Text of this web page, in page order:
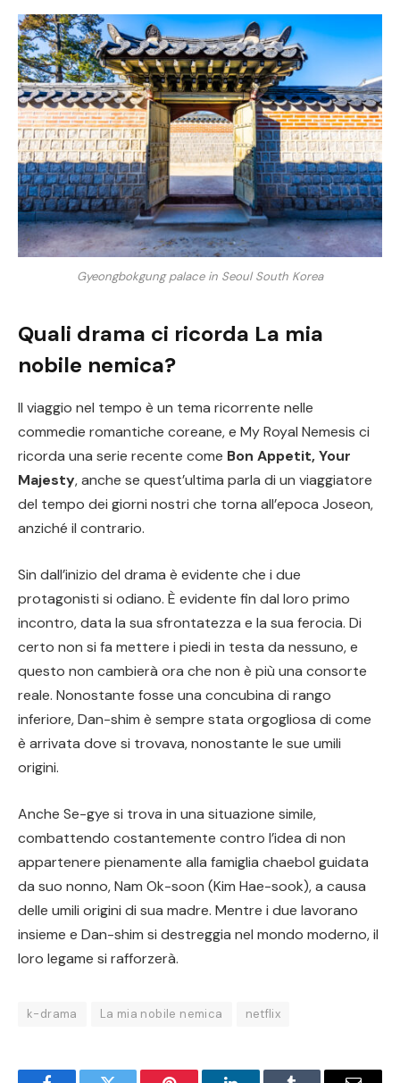
Gyeongbokgung palace in Seoul South Korea
Quali drama ci ricorda La mia
nobile nemica?
Il viaggio nel tempo è un tema ricorrente nelle
commedie romantiche coreane, e My Royal Nemesis ci
ricorda una serie recente come Bon Appetit, Your
Majesty, anche se quest’ultima parla di un viaggiatore
del tempo dei giorni nostri che torna all’epoca Joseon,
anziché il contrario.
Sin dall’inizio del drama è evidente che i due
protagonisti si odiano. È evidente fin dal loro primo
incontro, data la sua sfrontatezza e la sua ferocia. Di
certo non si fa mettere i piedi in testa da nessuno, e
questo non cambierà ora che non è più una consorte
reale. Nonostante fosse una concubina di rango
inferiore, Dan-shim è sempre stata orgogliosa di come
è arrivata dove si trovava, nonostante le sue umili
origini.
Anche Se-gye si trova in una situazione simile,
combattendo costantemente contro l’idea di non
appartenere pienamente alla famiglia chaebol guidata
da suo nonno, Nam Ok-soon (Kim Hae-sook), a causa
delle umili origini di sua madre. Mentre i due lavorano
insieme e Dan-shim si destreggia nel mondo moderno, il
loro legame si rafforzerà.
k-drama La mia nobile nemica netflix